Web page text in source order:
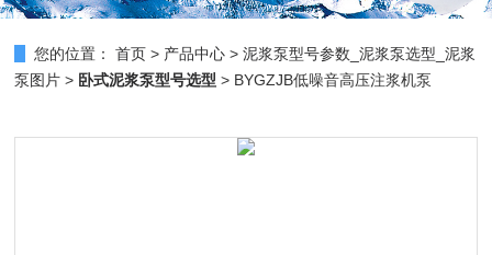
您的位置： 首页 > 产品中心 >泥浆泵型号参数_泥浆泵选型_泥浆
泵图片 > 卧式泥浆泵型号选型 > BYGZJB低噪音高压注浆机泵